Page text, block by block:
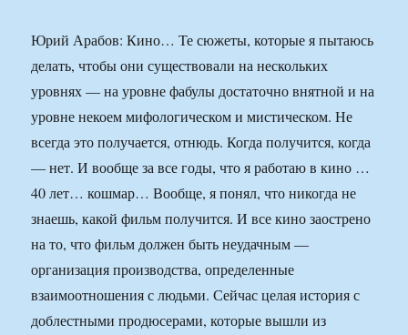
Юрий Арабов: Кино… Те сюжеты, которые я пытаюсь
делать, чтобы они существовали на нескольких
уровнях — на уровне фабулы достаточно внятной и на
уровне некоем мифологическом и мистическом. Не
всегда это получается, отнюдь. Когда получится, когда
— нет. И вообще за все годы, что я работаю в кино …
40 лет… кошмар… Вообще, я понял, что никогда не
знаешь, какой фильм получится. И все кино заострено
на то, что фильм должен быть неудачным —
организация производства, определенные
взаимоотношения с людьми. Сейчас целая история с
доблестными продюсерами, которые вышли из